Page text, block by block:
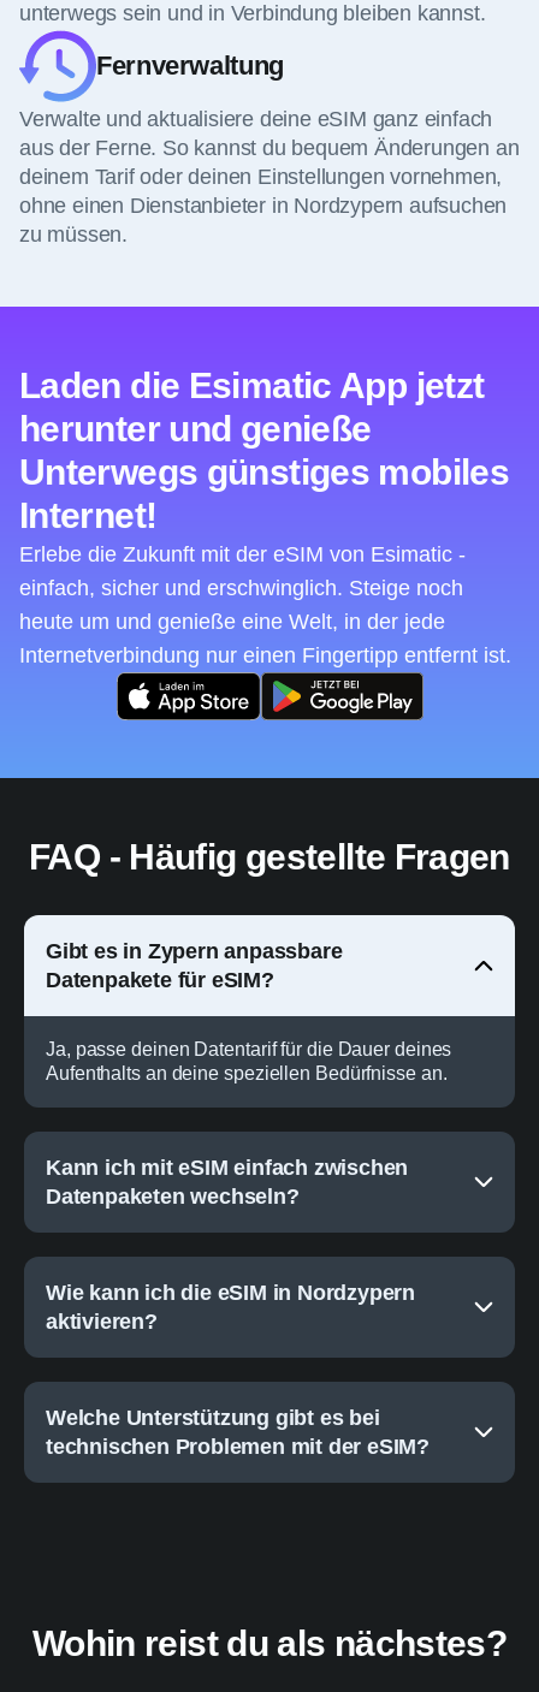
unterwegs sein und in Verbindung bleiben kannst.
Fernverwaltung
Verwalte und aktualisiere deine eSIM ganz einfach
aus der Ferne. So kannst du bequem Änderungen an
deinem Tarif oder deinen Einstellungen vornehmen,
ohne einen Dienstanbieter in Nordzypern aufsuchen
zu müssen.
Laden die Esimatic App jetzt
herunter und genieße
Unterwegs günstiges mobiles
Internet!
Erlebe die Zukunft mit der eSIM von Esimatic -
einfach, sicher und erschwinglich. Steige noch
heute um und genieße eine Welt, in der jede
Internetverbindung nur einen Fingertipp entfernt ist.
FAQ - Häufig gestellte Fragen
Gibt es in Zypern anpassbare
Datenpakete für eSIM?
Ja, passe deinen Datentarif für die Dauer deines
Aufenthalts an deine speziellen Bedürfnisse an.
Kann ich mit eSIM einfach zwischen
Datenpaketen wechseln?
Wie kann ich die eSIM in Nordzypern
aktivieren?
Welche Unterstützung gibt es bei
technischen Problemen mit der eSIM?
Wohin reist du als nächstes?